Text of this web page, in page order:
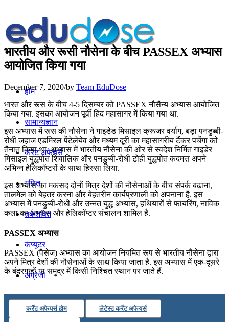
होम
सामान्यज्ञान
करेंट अफेयर्स
गणित
तर्कशक्ति
कंप्यूटर
अंग्रेजी
मॉक टेस्ट
भारतीय और रूसी नौसेना के बीच PASSEX अभ्यास
आयोजित किया गया
December 7, 2020/by Team EduDose
भारत और रूस के बीच 4-5 दिसम्बर को PASSEX नौसैन्य अभ्यास आयोजित
किया गया. इसका आयोजन पूर्वी हिंद महासागर में किया गया था.
इस अभ्यास में रूस की नौसेना ने गाइडेड मिसाइल क्रूजर वर्याग, बड़ा पनडुब्बी-
रोधी जहाज एडमिरल पेंटेलेयेव और मध्यम दूरी का महासागरीय टैंकर पचेंगा को
तैनात किया था. अभ्यास में भारतीय नौसेना की ओर से स्वदेश निर्मित गाइडेर
मिसाइल युद्धपोत शिवालिक और पनडुब्बी-रोधी टोही युद्धपोत कदमत्त अपने
अभिन्न हेलिकॉप्टरों के साथ हिस्सा लिया.
इस अभ्यास का मकसद दोनों मित्र देशों की नौसेनाओं के बीच संपर्क बढ़ाना,
तालमेल को बेहतर करना और बेहतरीन कार्यप्रणाली को अपनाना है. इस
अभ्यास में पनडुब्बी-रोधी और उन्नत युद्ध अभ्यास, हथियारों से फायरिंग, नाविक
कला का अभ्यास और हेलिकॉप्टर संचालन शामिल है.
PASSEX अभ्यास
PASSEX (पैसेज) अभ्यास का आयोजन नियमित रूप से भारतीय नौसेना द्वारा
अपने मित्र देशों की नौसेनाओं के साथ किया जाता है. इस अभ्यास में एक-दूसरे
के बंदरगाहों या समुद्र में किसी निश्चित स्थान पर जाते हैं.
कर्रेंट अफेयर्स होम लेटेस्ट कर्रेंट अफेयर्स